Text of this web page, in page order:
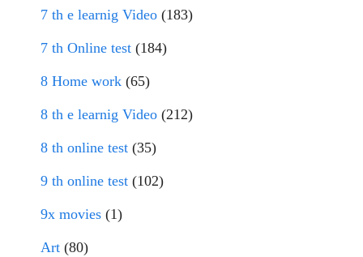
7 th e learnig Video (183)
7 th Online test (184)
8 Home work (65)
8 th e learnig Video (212)
8 th online test (35)
9 th online test (102)
9x movies (1)
Art (80)